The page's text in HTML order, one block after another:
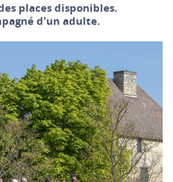
places disponibles.
d'un adulte.